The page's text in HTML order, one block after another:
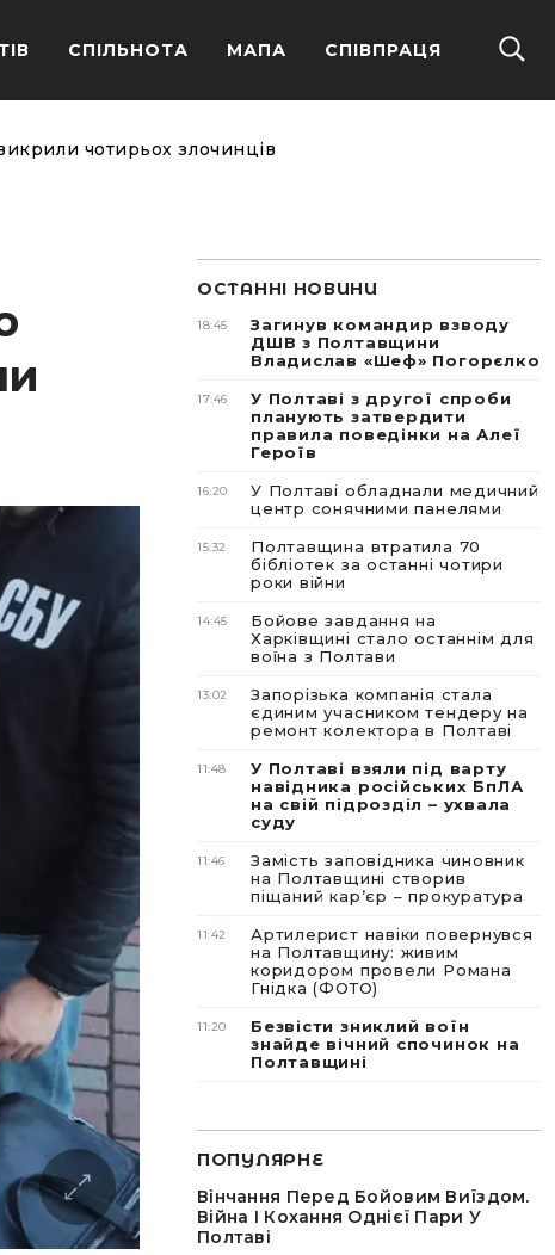
СПІЛЬНОТА МАПА СПІВПРАЦЯ
чотирьох злочинців
ОСТАННІ НОВИНИ
18:45
Загинув командир взводу
ДШВ з Полтавщини
Владислав «Шеф» Погорєлко
17:46
У Полтаві з другої спроби
планують затвердити
правила поведінки на Алеї
Героїв
16:20
У Полтаві обладнали медичний
центр сонячними панелями
15:32
Полтавщина втратила 70
бібліотек за останні чотири
роки війни
14:45
Бойове завдання на
Харківщині стало останнім для
воїна з Полтави
13:02
Запорізька компанія стала
єдиним учасником тендеру на
ремонт колектора в Полтаві
11:48
У Полтаві взяли під варту
навідника російських БпЛА
на свій підрозділ – ухвала
суду
11:46
Замість заповідника чиновник
на Полтавщині створив
піщаний карʼєр – прокуратура
11:42
Артилерист навіки повернувся
на Полтавщину: живим
коридором провели Романа
Гнідка (ФОТО)
11:20
Безвісти зниклий воїн
знайде вічний спочинок на
Полтавщині
ПОПУЛЯРНЕ
Вінчання Перед Бойовим Виїздом.
Війна І Кохання Однієї Пари У
Полтаві